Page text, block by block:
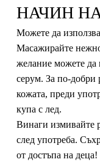
НАЧИН
Можете да
Масажирайте
желание можете да
серум. За по-добри
кожата, преди
купа с лед.
Винаги измивайте
след употреба.
от достъпа на деца!